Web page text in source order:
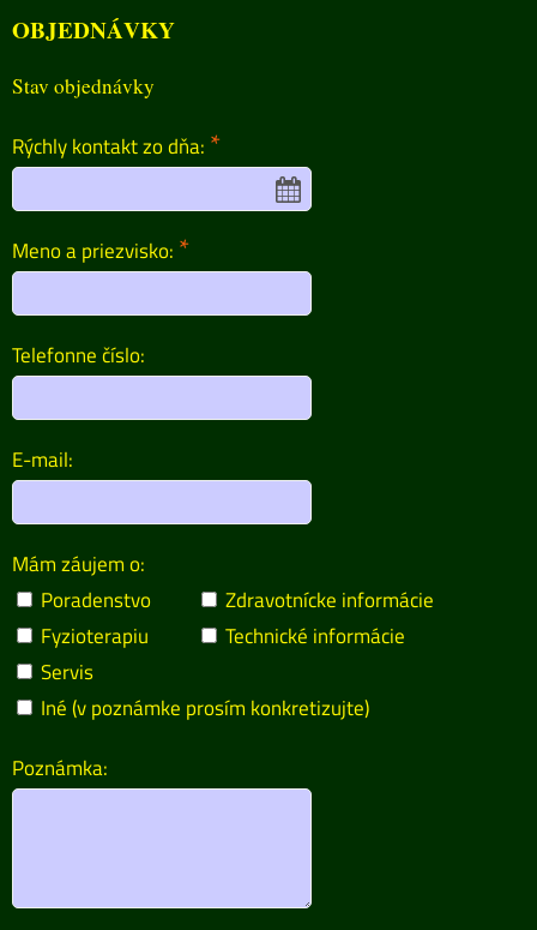
OBJEDNÁVKY
Stav objednávky
Rýchly kontakt zo dňa: *
Meno a priezvisko: *
Telefonne číslo:
E-mail:
Mám záujem o:
Poradenstvo
Zdravotnícke informácie
Fyzioterapiu
Technické informácie
Servis
Iné (v poznámke prosím konkretizujte)
Poznámka: